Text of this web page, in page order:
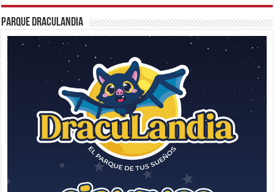
Parque Draculandia